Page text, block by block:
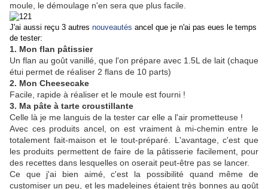
moule, le démoulage n'en sera que plus facile.
J'ai aussi reçu 3 autres nouveautés ancel que je n'ai pas eues le temps
de tester:
1. Mon flan pâtissier
Un flan au goût vanillé, que l'on prépare avec 1.5L de lait (chaque
étui permet de réaliser 2 flans de 10 parts)
2. Mon Cheesecake
Facile, rapide à réaliser et le moule est fourni !
3. Ma pâte à tarte croustillante
Celle là je me languis de la tester car elle a l'air prometteuse !
Avec ces produits ancel, on est vraiment à mi-chemin entre le
totalement fait-maison et le tout-préparé. L'avantage, c'est que
les produits permettent de faire de la pâtisserie facilement, pour
des recettes dans lesquelles on oserait peut-être pas se lancer.
Ce que j'ai bien aimé, c'est la possibilité quand même de
customiser un peu, et les madeleines étaient très bonnes au goût